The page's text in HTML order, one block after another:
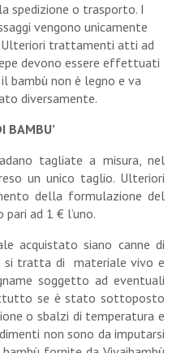
spedizione o trasporto. I
vengono unicamente
Ulteriori trattamenti atti ad
devono essere effettuati
bambù non è legno e va
diversamente.
BAMBU’
tagliate a misura, nel
un unico taglio. Ulteriori
della formulazione del
ad 1 € l’uno.
acquistato siano canne di
si tratta di materiale vivo e
soggetto ad eventuali
se è stato sottoposto
o sbalzi di temperatura e
non sono da imputarsi